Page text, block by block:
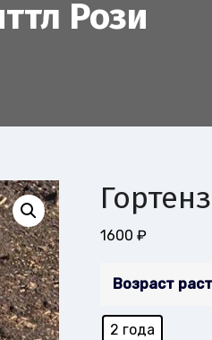
Рози
1600₽
Возраст
2 года